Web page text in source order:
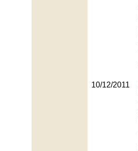
10/12/2011